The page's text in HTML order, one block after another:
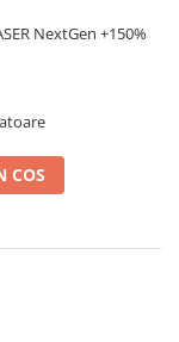
NextGen +150%
COS